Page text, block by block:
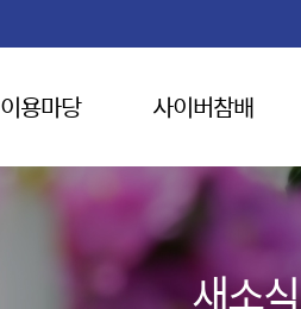
이용마당 사이버참배
새소식